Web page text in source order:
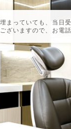
まっていても、当日
ざいますので、お電話